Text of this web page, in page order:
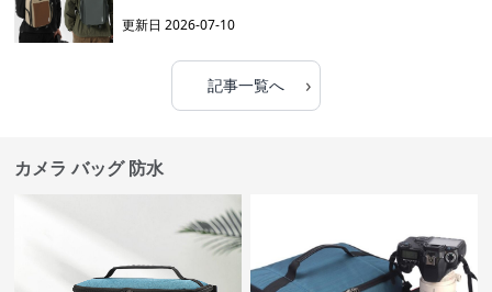
更新日2026-07-10
記事一覧へ ›
カメラ バッグ 防水